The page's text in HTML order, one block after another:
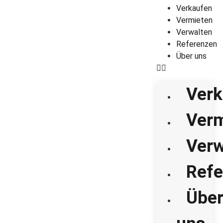
Verkaufen
Vermieten
Verwalten
Referenzen
Über uns
Über